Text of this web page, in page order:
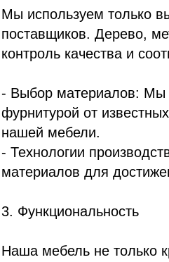
Мы используем только
поставщиков. Дерево,
контроль качества и
- Выбор материалов: Мы
фурнитурой от
нашей мебели.
- Технологии
материалов для
3. Функциональность
Наша мебель не только